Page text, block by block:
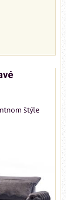
štýle